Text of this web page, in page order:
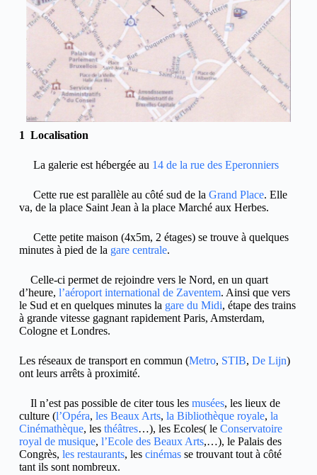
1 Localisation
La galerie est hébergée au 14 de la rue des Eperonniers
Cette rue est parallèle au côté sud de la Grand Place. Elle
va, de la place Saint Jean à la place Marché aux Herbes.
Cette petite maison (4x5m, 2 étages) se trouve à quelques
minutes à pied de la gare centrale.
Celle-ci permet de rejoindre vers le Nord, en un quart
d’heure, l’aéroport international de Zaventem. Ainsi que vers
le Sud et en quelques minutes la gare du Midi, étape des trains
à grande vitesse gagnant rapidement Paris, Amsterdam,
Cologne et Londres.
Les réseaux de transport en commun (Metro, STIB, De Lijn)
ont leurs arrêts à proximité.
Il n’est pas possible de citer tous les musées, les lieux de
culture (l’Opéra, les Beaux Arts, la Bibliothèque royale, la
Cinémathèque, les théâtres…), les Ecoles( le Conservatoire
royal de musique, l’Ecole des Beaux Arts,…), le Palais des
Congrès, les restaurants, les cinémasse trouvant tout à côté
tant ils sont nombreux.